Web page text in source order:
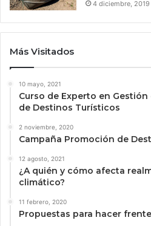
4 diciembre, 2019
Más Visitados
10 mayo, 2021
Curso de Experto en
de Destinos Turísticos
2 noviembre, 2020
Campaña Promoción de
12 agosto, 2021
¿A quién y cómo afecta
climático?
11 febrero, 2020
Propuestas para hacer